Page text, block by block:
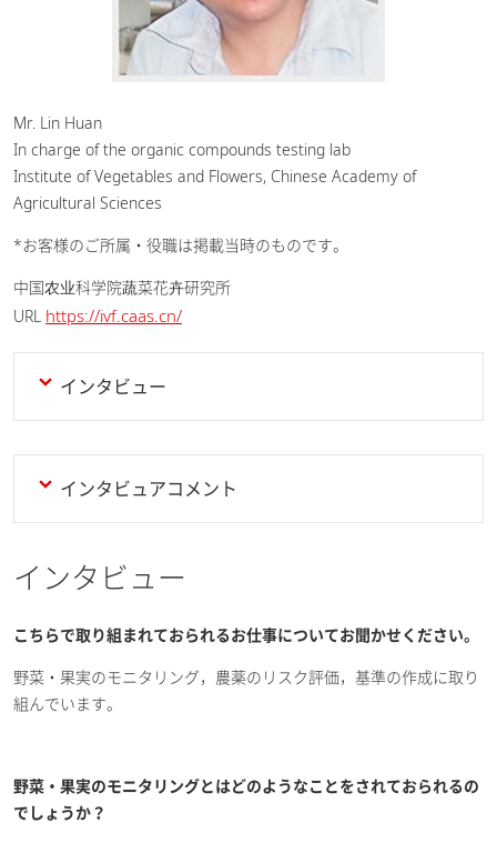
Mr. Lin Huan
In charge of the organic compounds testing lab
Institute of Vegetables and Flowers, Chinese Academy of
Agricultural Sciences
*お客様のご所属・役職は掲載当時のものです。
中国农业科学院蔬菜花卉研究所
URL https://ivf.caas.cn/
インタビュー
インタビュアコメント
インタビュー
こちらで取り組まれておられるお仕事についてお聞かせください。
野菜・果実のモニタリング，農薬のリスク評価，基準の作成に取り
組んでいます。
野菜・果実のモニタリングとはどのようなことをされておられるの
でしょうか？